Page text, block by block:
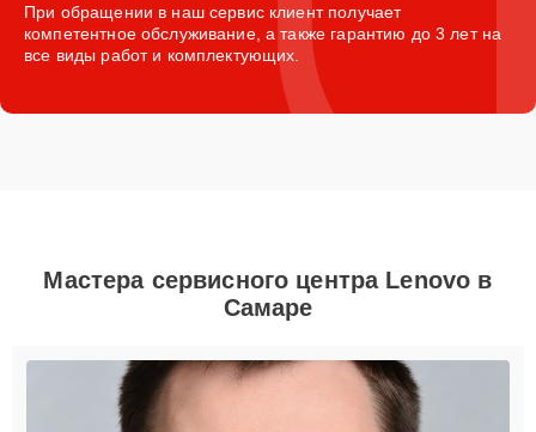
При обращении в наш сервис клиент получает
компетентное обслуживание, а также гарантию до 3 лет на
все виды работ и комплектующих.
Мастера сервисного центра Lenovo в
Самаре